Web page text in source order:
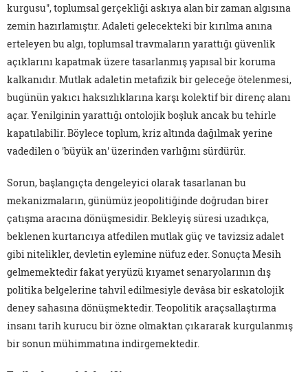
kurgusu", toplumsal gerçekliği askıya alan bir zaman algısına
zemin hazırlamıştır. Adaleti gelecekteki bir kırılma anına
erteleyen bu algı, toplumsal travmaların yarattığı güvenlik
açıklarını kapatmak üzere tasarlanmış yapısal bir koruma
kalkanıdır. Mutlak adaletin metafizik bir geleceğe ötelenmesi,
bugünün yakıcı haksızlıklarına karşı kolektif bir direnç alanı
açar. Yenilginin yarattığı ontolojik boşluk ancak bu tehirle
kapatılabilir. Böylece toplum, kriz altında dağılmak yerine
vadedilen o 'büyük an' üzerinden varlığını sürdürür.
Sorun, başlangıçta dengeleyici olarak tasarlanan bu
mekanizmaların, günümüz jeopolitiğinde doğrudan birer
çatışma aracına dönüşmesidir. Bekleyiş süresi uzadıkça,
beklenen kurtarıcıya atfedilen mutlak güç ve tavizsiz adalet
gibi nitelikler, devletin eylemine nüfuz eder. Sonuçta Mesih
gelmemektedir fakat yeryüzü kıyamet senaryolarının dış
politika belgelerine tahvil edilmesiyle devâsa bir eskatolojik
deney sahasına dönüşmektedir. Teopolitik araçsallaştırma
insanı tarih kurucu bir özne olmaktan çıkararak kurgulanmış
bir sonun mühimmatına indirgemektedir.